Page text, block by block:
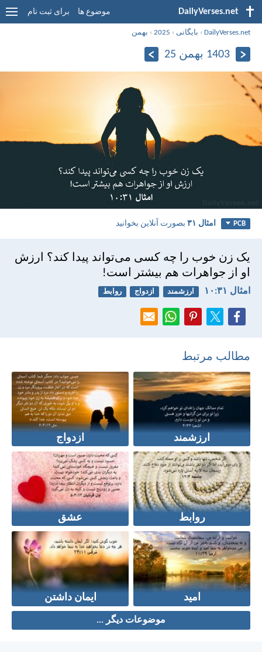
DailyVerses.net موضوع ها برای ثبت نام
DailyVerses.net
› بایگانی ›
2025
› بهمن
1403 بهمن 25
PCB امثال ۳۱ بصورت آنلاین بخوانید
يک زن خوب را چه كسی می‌تواند پيدا كند؟ ارزش
او از جواهرات هم بيشتر است!
امثال ۳۱:‏۱۰ ارزشمند ازدواج روابط
مطالب مرتبط
ارزشمند ازدواج
روابط عشق
امید ایمان داشتن
موضوعات دیگر ...